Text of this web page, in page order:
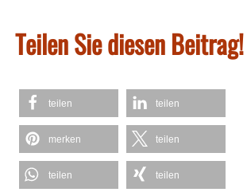
Teilen Sie diesen Beitrag!
teilen teilen
merken teilen
teilen teilen